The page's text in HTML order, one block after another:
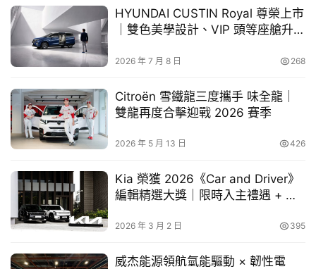
忙
跨
玩
R
HYUNDAI CUSTIN Royal 尊榮上市
｜雙色美學設計、VIP 頭等座艙升級
2026 年 7 月 8 日 268
Citroën 雪鐵龍三度攜手 味全龍｜
雙龍再度合擊迎戰 2026 賽季
2026 年 5 月 13 日 426
Kia 榮獲 2026《Car and Driver》
編輯精選大獎｜限時入主禮遇 + 六
2026 年 3 月 2 日 395
威杰能源領航氫能驅動 × 韌性電